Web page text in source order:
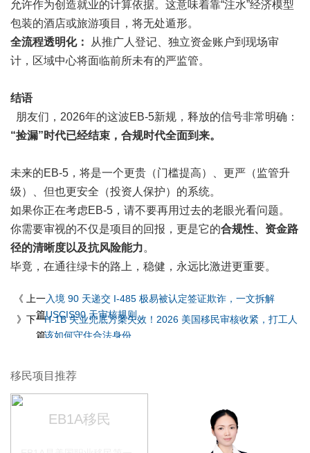
允许作为创造就业的计算依据。这意味着靠“注水”经济模型
包装的酒店或旅游项目，将无处遁形。
全流程透明化：
从推广人登记、独立资金账户到现场审
计，区域中心将面临前所未有的严监管。
结语
朋友们，2026年的这波EB-5新规，释放的信号非常明确：
“捡漏”时代已经结束，合规时代全面到来。
未来的EB-5，将是一个更贵（门槛提高）、更严（监管升
级）、但也更安全（投资人保护）的系统。
如果你正在考虑EB-5，请不要再用过去的老眼光看问题。
你需要审视的不仅是项目的回报，更是它的合规性、资金路
径的清晰度以及抗风险能力。
毕竟，在通往绿卡的路上，稳健，永远比激进更重要。
《 上一
篇
入境 90 天递交 I-485 极易被认定签证欺诈，一文拆解
USCIS90 天审核规则
》下一
篇
H-1B 失业兜底方案失效！2026 美国移民审核收紧，打工人
该如何守住合法身份
移民项目推荐
EB1A移民